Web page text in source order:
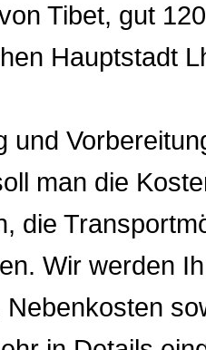
Tibet, gut
Hauptstadt
und
man die
die
Wir werden